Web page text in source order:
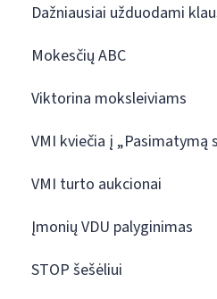
Dažniausiai užduodami
Mokesčių ABC
Viktorina moksleiviams
VMI kviečia į „Pasimatymą
VMI turto aukcionai
Įmonių VDU palyginimas
STOP šešėliui